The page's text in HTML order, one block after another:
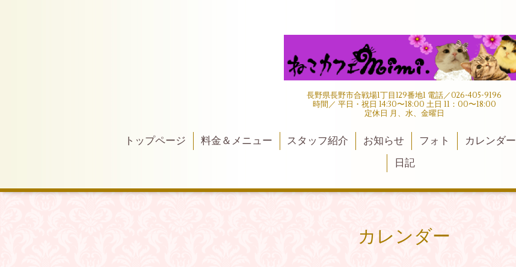
長野県長野市合戦場1丁目129番地1 電話／026-405-9196
時間／ 平日・祝日 14:30〜18:00 土日 11：00〜18:00
定休日 月、水、金曜日
トップページ 料金＆メニュー スタッフ紹介 お知らせ フォト カレンダー
日記
カレンダー